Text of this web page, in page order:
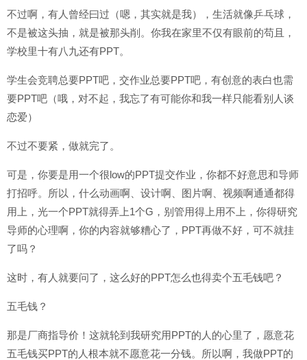
不过啊，有人曾经曰过（嗯，其实就是我），生活就像乒乓球，
不是被这头抽，就是被那头削。你我在家里不仅有眼前的苟且，
学校里十有八九还有PPT。
学生会竞聘总要PPT吧，交作业总要PPT吧，有创意的表白也需
要PPT吧（哦，对不起，我忘了有可能你和我一样只能看别人谈
恋爱）
不过不要紧，做就完了。
可是，你要是用一个很low的PPT提交作业，你都不好意思和导师
打招呼。所以，什么动画啊、设计啊、图片啊、视频啊通通都得
用上，光一个PPT就得弄上1个G，别管用得上用不上，你得研究
导师的心理啊，你的内容就够糟心了，PPT再做不好，可不就挂
了吗？
这时，有人就要问了，这么好的PPT怎么也得卖个五毛钱吧？
五毛钱？
那是厂商指导价！这就轮到我研究用PPT的人的心里了，愿意花
五毛钱买PPT的人根本就不愿意花一分钱。所以啊，我做PPT的